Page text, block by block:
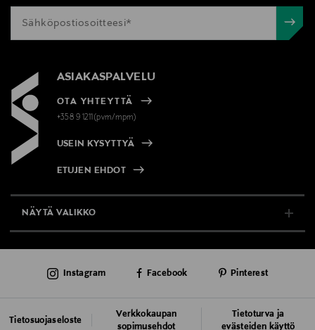
ASIAKASPALVELU
OTA YHTEYTTÄ
+358 9 1211(pvm/mpm)
USEIN KYSYTTYÄ
ETUJEN EHDOT
NÄYTÄ VALIKKO
AJANKOHTAISTA
Tietosuojaseloste
Verkkokaupan
sopimusehdot
Tietoturva ja
evästeiden käyttö
Instagram Facebook Pinterest